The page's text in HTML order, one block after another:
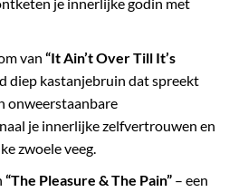
je innerlijke godin met
van “It Ain’t Over Till It’s
diep kastanjebruin dat spreekt
onweerstaanbare
je innerlijke zelfvertrouwen en
zwoele veeg.
“The Pleasure & The Pain” – een